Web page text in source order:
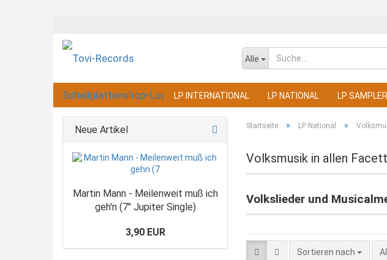
Alle
LP INTERNATIONAL LP NATIONAL LP SAMPLER
Startseite » LP National »
Volksmusik in allen
Volkslieder und
Sortieren nach
Neue Artikel
Martin Mann - Meilenweit muß ich
geh'n (7" Jupiter Single)
3,90 EUR